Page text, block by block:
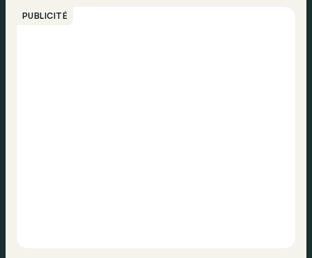
PUBLICITÉ